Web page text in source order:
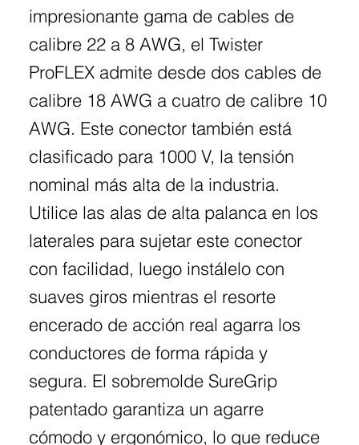
impresionante gama de cables de
calibre 22 a 8 AWG, el Twister
ProFLEX admite desde dos cables de
calibre 18 AWG a cuatro de calibre 10
AWG. Este conector también está
clasificado para 1000 V, la tensión
nominal más alta de la industria.
Utilice las alas de alta palanca en los
laterales para sujetar este conector
con facilidad, luego instálelo con
suaves giros mientras el resorte
encerado de acción real agarra los
conductores de forma rápida y
segura. El sobremolde SureGrip
patentado garantiza un agarre
cómodo y ergonómico, lo que reduce